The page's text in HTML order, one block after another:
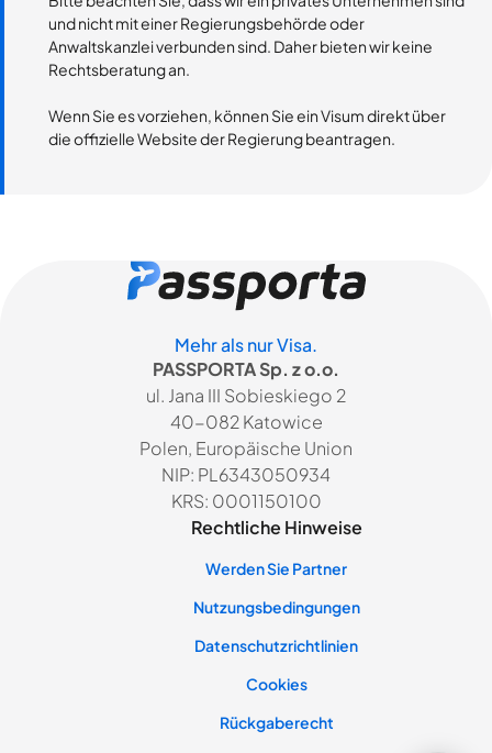
und nicht mit einer Regierungsbehörde oder
Anwaltskanzlei verbunden sind. Daher bieten wir keine
Rechtsberatung an.
Wenn Sie es vorziehen, können Sie ein Visum direkt über
die offizielle Website der Regierung beantragen.
Mehr als nur Visa.
PASSPORTA Sp. z o.o.
ul. Jana III Sobieskiego 2
40-082 Katowice
Polen, Europäische Union
NIP: PL6343050934
KRS: 0001150100
Rechtliche Hinweise
Werden Sie Partner
Nutzungsbedingungen
Datenschutzrichtlinien
Cookies
Rückgaberecht